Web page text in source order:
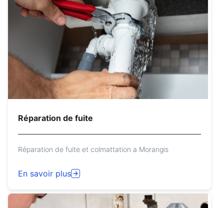
Réparation de fuite
Réparation de fuite et colmattation a Morangis
En savoir plus